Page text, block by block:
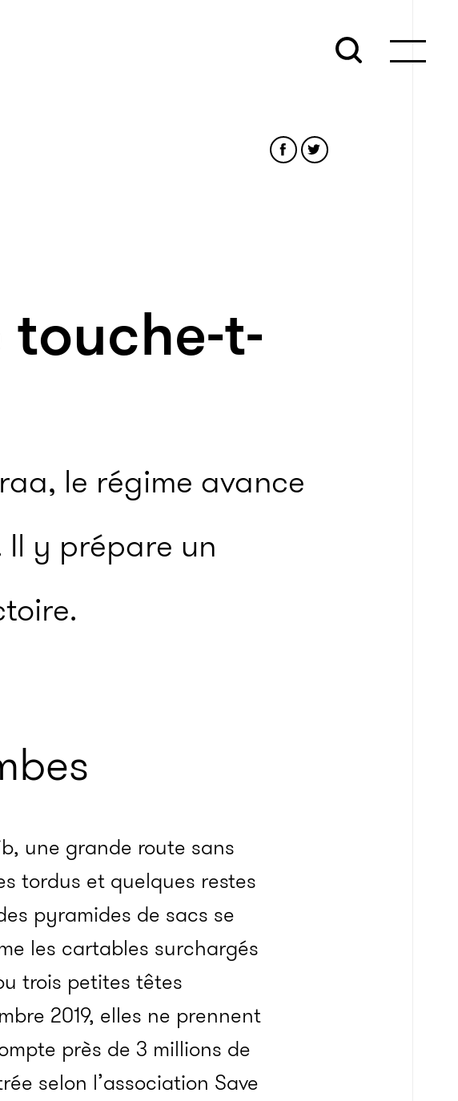
touche-t-
le régime avance
y prépare un
une grande route sans
tordus et quelques restes
pyramides de sacs se
les cartables surchargés
trois petites têtes
2019, elles ne prennent
près de 3 millions de
selon l’association Save